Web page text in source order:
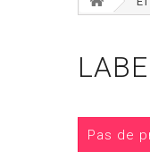
Pas de